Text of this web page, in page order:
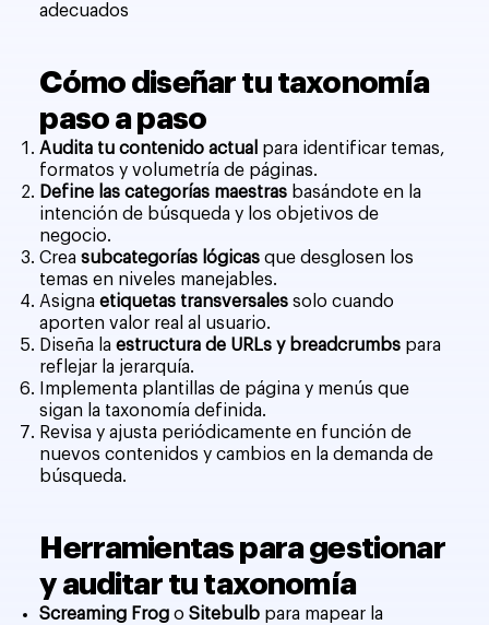
adecuados
Cómo diseñar tu taxonomía
paso a paso
Audita tu contenido actual para identificar temas,
formatos y volumetría de páginas.
Define las categorías maestras basándote en la
intención de búsqueda y los objetivos de
negocio.
Creasubcategorías lógicas que desglosen los
temas en niveles manejables.
Asignaetiquetas transversales solo cuando
aporten valor real al usuario.
Diseña laestructura de URLs y breadcrumbs para
reflejar la jerarquía.
Implementa plantillas de página y menús que
sigan la taxonomía definida.
Revisa y ajusta periódicamente en función de
nuevos contenidos y cambios en la demanda de
búsqueda.
Herramientas para gestionar
y auditar tu taxonomía
Screaming Frog oSitebulb para mapear la